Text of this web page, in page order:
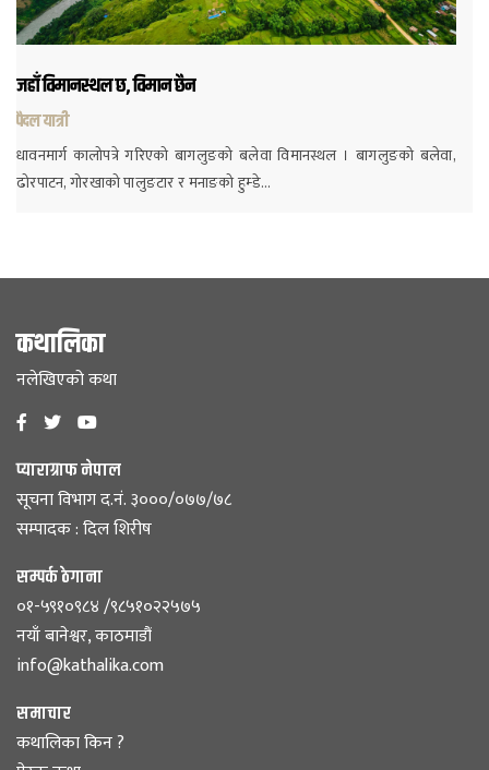
जहाँ विमानस्थल छ, विमान छैन
पैदल यात्री
धावनमार्ग कालोपत्रे गरिएको बागलुङको बलेवा विमानस्थल । बागलुङको बलेवा,
ढोरपाटन, गोरखाको पालुङटार र मनाङको हुम्डे…
कथालिका
नलेखिएको कथा
प्याराग्राफ नेपाल
सूचना विभाग द.नं. ३०००/०७७/७८
सम्पादक : दिल शिरीष
सम्पर्क ठेगाना
०१-५९१०९८४ /९८५१०२२५७५
नयाँ बानेश्वर, काठमाडौं
info@kathalika.com
समाचार
कथालिका किन ?